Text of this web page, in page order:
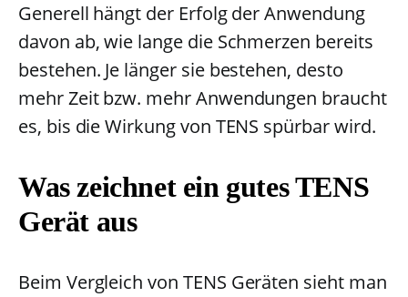
Generell hängt der Erfolg der Anwendung
davon ab, wie lange die Schmerzen bereits
bestehen. Je länger sie bestehen, desto
mehr Zeit bzw. mehr Anwendungen braucht
es, bis die Wirkung von TENS spürbar wird.
Was zeichnet ein gutes TENS
Gerät aus
Beim Vergleich von TENS Geräten sieht man